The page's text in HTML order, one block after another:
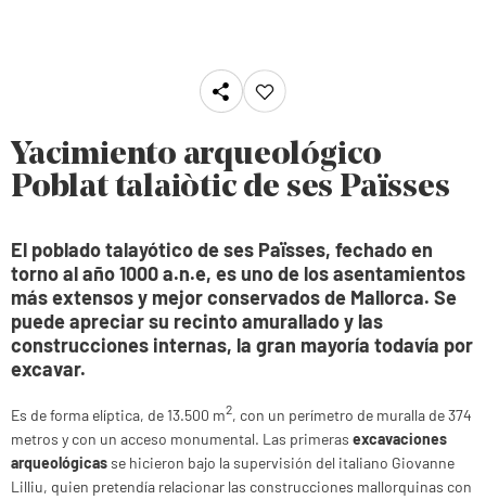
Yacimiento arqueológico
Poblat talaiòtic de ses Païsses
El poblado talayótico de ses Païsses, fechado en
torno al año 1000 a.n.e, es uno de los asentamientos
más extensos y mejor conservados de Mallorca. Se
puede apreciar su recinto amurallado y las
construcciones internas, la gran mayoría todavía por
excavar.
Es de forma elíptica, de 13.500 m2, con un perímetro de muralla de 374
metros y con un acceso monumental. Las primeras excavaciones
arqueológicasse hicieron bajo la supervisión del italiano Giovanne
Lilliu, quien pretendía relacionar las construcciones mallorquinas con